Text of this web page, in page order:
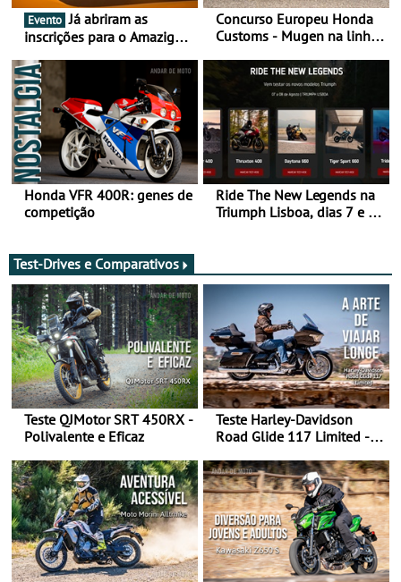
Evento Já abriram as
inscrições para o Amazigh
Marrocos, de 23 abril a 1
maio - The ultimate
experience in Morocco
Concurso Europeu Honda
Customs - Mugen na linha
ganhar
Honda VFR 400R: genes de
competição
Ride The New Legends na
Triumph Lisboa, dias 7 e 8
Test-Drives e Comparativos
Teste QJMotor SRT 450RX -
Polivalente e Eficaz
Teste Harley-Davidson
Road Glide 117 Limited - A